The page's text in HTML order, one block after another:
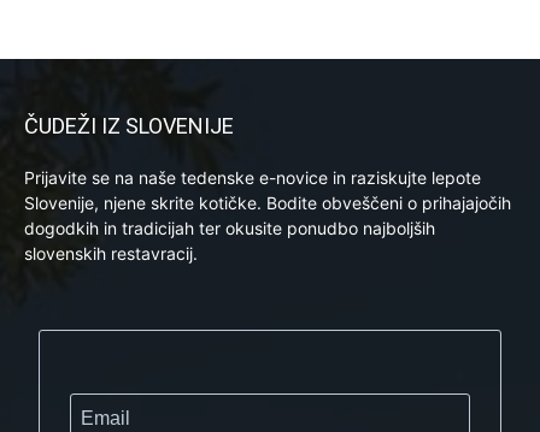
ČUDEŽI IZ SLOVENIJE
Prijavite se na naše tedenske e-novice in raziskujte lepote
Slovenije, njene skrite kotičke. Bodite obveščeni o prihajajočih
dogodkih in tradicijah ter okusite ponudbo najboljših
slovenskih restavracij.